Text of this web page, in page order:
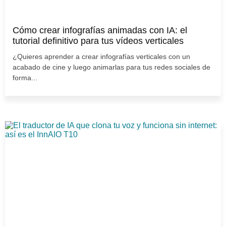
Cómo crear infografías animadas con IA: el
tutorial definitivo para tus vídeos verticales
¿Quieres aprender a crear infografías verticales con un
acabado de cine y luego animarlas para tus redes sociales de
forma...